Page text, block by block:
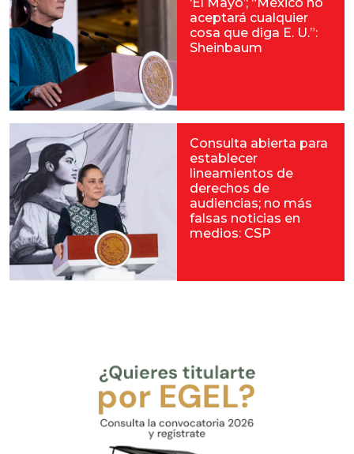
‘El Mayo’; “México no
aceptará cualquier
cosa que diga E. U.”:
Sheinbaum
Consulta abierta para
establecer
lineamientos de
derechos de
audiencias; no más
falsas noticias en
medios: CSP